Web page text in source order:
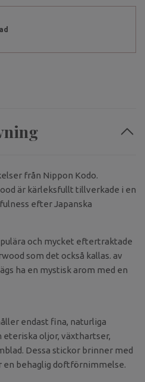
från Nippon Kodo.
är kärleksfullt tillverkade i en
efter Japanska
och mycket eftertraktade
som det också kallas. av
ha en mystisk arom med en
endast fina, naturliga
eteriska oljor, växthartser,
Dessa stickor brinner med
en behaglig doftförnimmelse.